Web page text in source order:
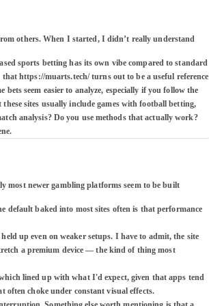
others. When I started, I didn’t really understand
sports betting has its own vibe compared to standard
https://muarts.tech/ turns out to be a useful reference
seem easier to analyze, especially if you follow the
sites usually include games with football betting,
analysis? Do you use methods that actually work?
most newer gambling platforms seem to be built
default baked into most sites often is that performance
up even on weaker setups. I have to admit, the site
a premium device — the kind of thing most
lined up with what I'd expect, given that apps tend
often choke under constant visual effects.